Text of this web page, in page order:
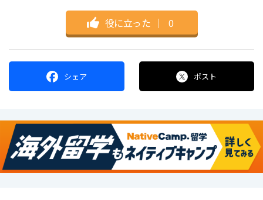
役に立った ｜ 0
シェア ポスト